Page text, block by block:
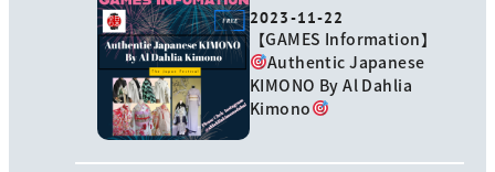
2023-11-22
【GAMES Information】
Authentic Japanese
KIMONO By Al Dahlia
Kimono